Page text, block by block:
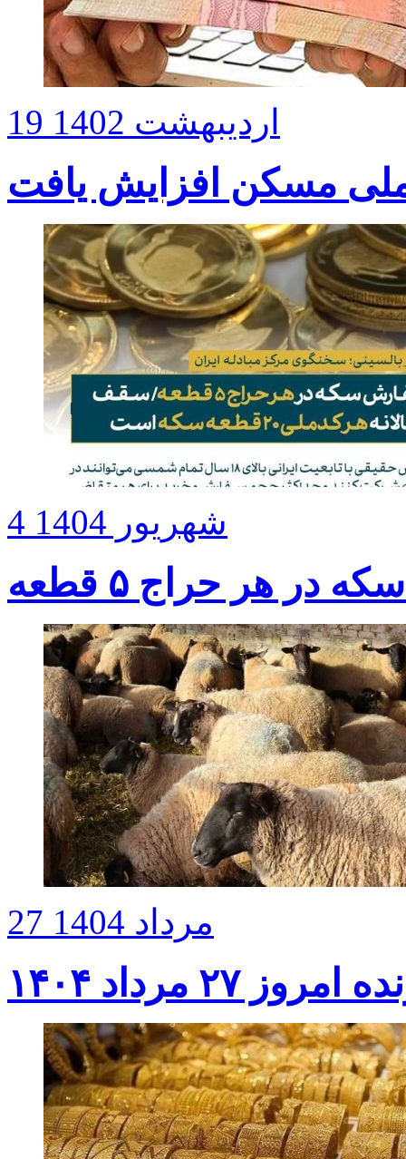
19 اردیبهشت 1402
مسکن افزایش یافت
4 شهریور 1404
هر حراج ۵ قطعه
27 مرداد 1404
۲۷ مرداد ۱۴۰۴